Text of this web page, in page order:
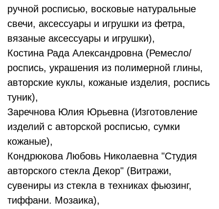
ручной росписью, восковые натуральные
свечи, аксессуары и игрушки из фетра,
вязаные аксессуары и игрушки),
Костина Рада Александровна (Ремесло/
роспись, украшения из полимерной глины,
авторские куклы, кожаные изделия, роспись
туник),
Заречнова Юлия Юрьевна (Изготовление
изделий с авторской росписью, сумки
кожаные),
Кондрюкова Любовь Николаевна "Студия
авторского стекла Декор" (Витражи,
сувениры из стекла в техниках фьюзинг,
тиффани. Мозаика),